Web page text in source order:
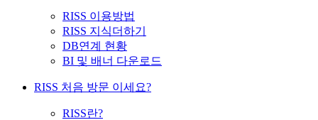
RISS 이용방법
RISS 지식더하기
DB연계 현황
BI 및 배너 다운로드
RISS 처음 방문 이세요?
RISS란?